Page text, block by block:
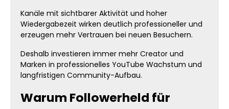
Kanäle mit sichtbarer Aktivität und hoher
Wiedergabezeit wirken deutlich professioneller und
erzeugen mehr Vertrauen bei neuen Besuchern.
Deshalb investieren immer mehr Creator und
Marken in professionelles YouTube Wachstum und
langfristigen Community-Aufbau.
Warum Followerheld für